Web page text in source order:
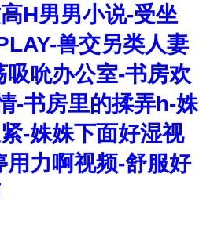
H男男小说-受坐
兽交另类人妻
吮办公室-书房欢
-书房里的揉弄h-姝
-姝姝下面好湿视
力啊视频-舒服好